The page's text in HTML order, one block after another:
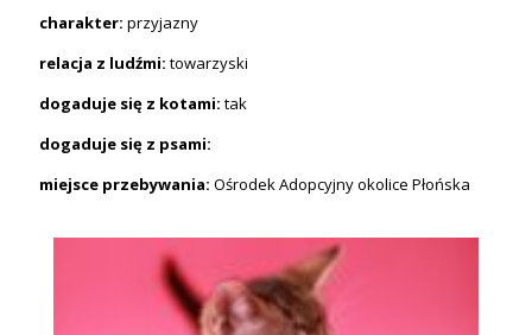
charakter: przyjazny
relacja z ludźmi: towarzyski
dogaduje się z kotami: tak
dogaduje się z psami:
miejsce przebywania: Ośrodek Adopcyjny okolice Płońska